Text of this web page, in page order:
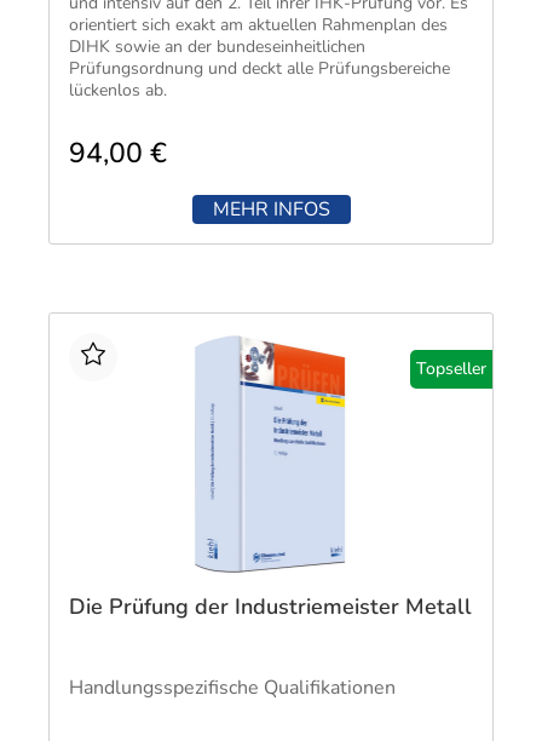
orientiert sich exakt am aktuellen Rahmenplan des
DIHK sowie an der bundeseinheitlichen
Prüfungsordnung und deckt alle Prüfungsbereiche
lückenlos ab.
rund 2.200 Wiederholungsfragen mit
klare, verständliche Erläuterungen,
komplette Musterklausuren mit Zeitvorgaben,
Punktbewertungen und Lösungen
Online-Version zur digitalen Nutzung in
94,00 €
MEHR INFOS
Topseller
Die Prüfung der Industriemeister Metall
Handlungsspezifische Qualifikationen